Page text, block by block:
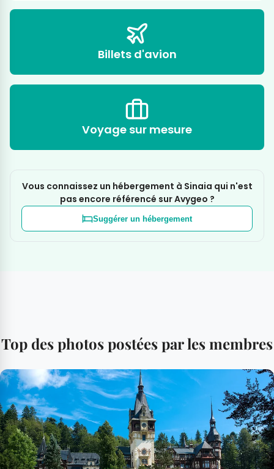
Billets d'avion
Voyage sur mesure
Vous connaissez un hébergement à Sinaia qui n'est
pas encore référencé sur Avygeo ?
Suggérer un hébergement
Top des photos postées par les membres